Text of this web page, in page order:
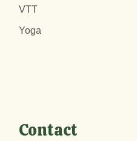
VTT
Yoga
Contact